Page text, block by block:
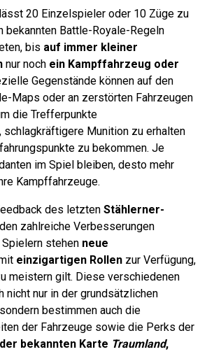
lässt 20 Einzelspieler oder 10 Züge zu
bekannten Battle-Royale-Regeln
bis auf immer kleiner
nur noch ein Kampffahrzeug oder
Gegenstände können auf den
Maps oder an zerstörten Fahrzeugen
die Trefferpunkte
Munition zu erhalten
zu bekommen. Je
im Spiel bleiben, desto mehr
Kampffahrzeuge.
des letzten Stählerner-
zahlreiche Verbesserungen
stehen neue
einzigartigen Rollen zur Verfügung,
meistern gilt. Diese verschiedenen
nicht nur in der grundsätzlichen
bestimmen auch die
der Fahrzeuge sowie die Perks der
bekannten Karte Traumland,